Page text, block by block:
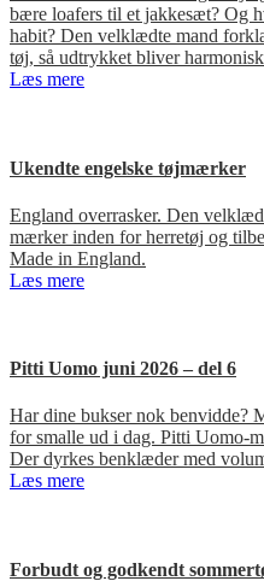
bære loafers til et jakkesæt? Og
habit? Den velklædte mand
tøj, så udtrykket bliver
Læs mere
Ukendte engelske tøjmærker
England overrasker. Den
mærker inden for herretøj og
Made in England.
Læs mere
Pitti Uomo juni 2026 – del 6
Har dine bukser nok benvidde?
for smalle ud i dag. Pitti Uomo-
Der dyrkes benklæder med
Læs mere
Forbudt og godkendt